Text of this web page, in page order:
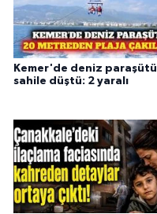
Kemer'de deniz paraşütü
sahile düştü: 2 yaralı